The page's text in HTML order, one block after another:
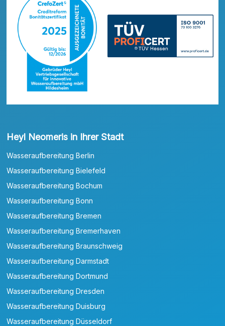
Heyl Neomeris in Ihrer Stadt
Wasseraufbereitung Berlin
Wasseraufbereitung Bielefeld
Wasseraufbereitung Bochum
Wasseraufbereitung Bonn
Wasseraufbereitung Bremen
Wasseraufbereitung Bremerhaven
Wasseraufbereitung Braunschweig
Wasseraufbereitung Darmstadt
Wasseraufbereitung Dortmund
Wasseraufbereitung Dresden
Wasseraufbereitung Duisburg
Wasseraufbereitung Düsseldorf